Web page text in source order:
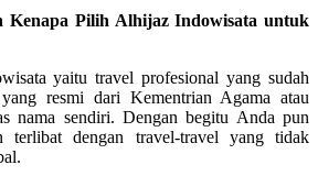
Kenapa Pilih Alhijaz Indowisata untuk
yaitu travel profesional yang sudah
resmi dari Kementrian Agama atau
nama sendiri. Dengan begitu Anda pun
dengan travel-travel yang tidak